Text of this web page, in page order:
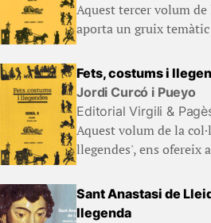
Aquest tercer volum de
aporta un gruix
Fets, costums i
Jordi Curcó i Pueyo
Editorial Virgili &
Aquest volum de la
llegendes', ens ofereix
Sant Anastasi de
llegenda